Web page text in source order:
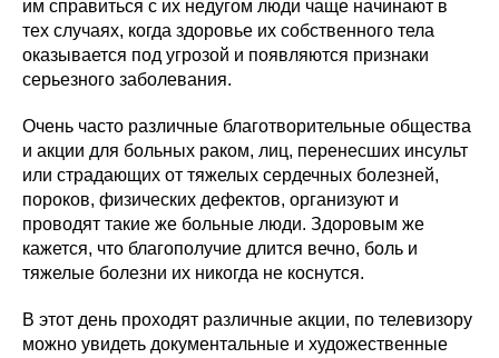
им справиться с их недугом люди чаще начинают в
тех случаях, когда здоровье их собственного тела
оказывается под угрозой и появляются признаки
серьезного заболевания.
Очень часто различные благотворительные общества
и акции для больных раком, лиц, перенесших инсульт
или страдающих от тяжелых сердечных болезней,
пороков, физических дефектов, организуют и
проводят такие же больные люди. Здоровым же
кажется, что благополучие длится вечно, боль и
тяжелые болезни их никогда не коснутся.
В этот день проходят различные акции, по телевизору
можно увидеть документальные и художественные